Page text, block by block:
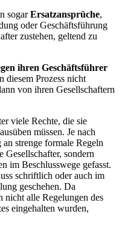
sogarErsatzansprüche,
oder Geschäftsführung
zustehen, geltend zu
ihren Geschäftsführer
diesem Prozess nicht
von ihren Gesellschaftern
viele Rechte, die sie
müssen. Je nach
strenge formale Regeln
Gesellschafter, sondern
im Beschlusswege gefasst.
schriftlich oder auch im
geschehen. Da
nicht alle Regelungen des
eingehalten wurden,